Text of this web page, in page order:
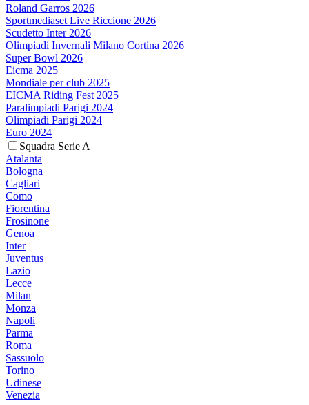
Roland Garros 2026
Sportmediaset Live Riccione 2026
Scudetto Inter 2026
Olimpiadi Invernali Milano Cortina 2026
Super Bowl 2026
Eicma 2025
Mondiale per club 2025
EICMA Riding Fest 2025
Paralimpiadi Parigi 2024
Olimpiadi Parigi 2024
Euro 2024
Squadra Serie A
Atalanta
Bologna
Cagliari
Como
Fiorentina
Frosinone
Genoa
Inter
Juventus
Lazio
Lecce
Milan
Monza
Napoli
Parma
Roma
Sassuolo
Torino
Udinese
Venezia